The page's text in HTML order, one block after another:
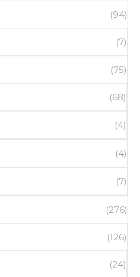
(94)
(7)
(75)
(68)
(4)
(4)
(7)
(276)
(126)
(24)